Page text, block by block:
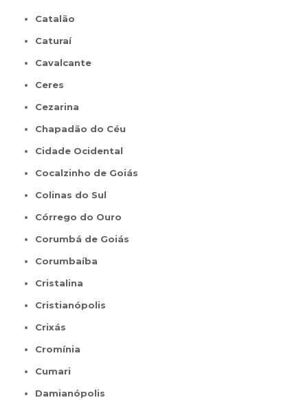
Catalão
Caturaí
Cavalcante
Ceres
Cezarina
Chapadão do Céu
Cidade Ocidental
Cocalzinho de Goiás
Colinas do Sul
Córrego do Ouro
Corumbá de Goiás
Corumbaíba
Cristalina
Cristianópolis
Crixás
Cromínia
Cumari
Damianópolis